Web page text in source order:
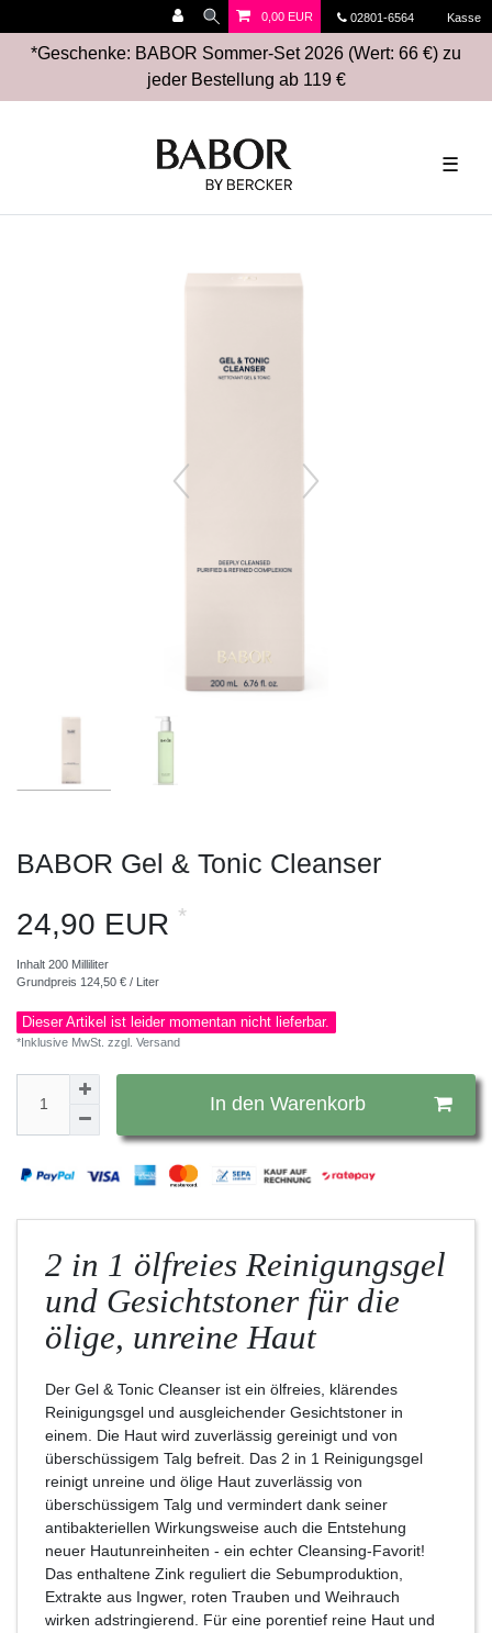
02801-6564 Kasse
0,00 EUR
*Geschenke: BABOR Sommer-Set 2026 (Wert: 66 €) zu
jeder Bestellung ab 119 €
☰
BABOR Gel & Tonic Cleanser
24,90 EUR *
Inhalt 200 Milliliter
Grundpreis 124,50 € / Liter
Dieser Artikel ist leider momentan nicht lieferbar.
*Inklusive MwSt. zzgl. Versand
In den Warenkorb
2 in 1 ölfreies Reinigungsgel
und Gesichtstoner für die
ölige, unreine Haut
Der Gel & Tonic Cleanser ist ein ölfreies, klärendes
Reinigungsgel und ausgleichender Gesichtstoner in
einem. Die Haut wird zuverlässig gereinigt und von
überschüssigem Talg befreit. Das 2 in 1 Reinigungsgel
reinigt unreine und ölige Haut zuverlässig von
überschüssigem Talg und vermindert dank seiner
antibakteriellen Wirkungsweise auch die Entstehung
neuer Hautunreinheiten - ein echter Cleansing-Favorit!
Das enthaltene Zink reguliert die Sebumproduktion,
Extrakte aus Ingwer, roten Trauben und Weihrauch
wirken adstringierend. Für eine porentief reine Haut und